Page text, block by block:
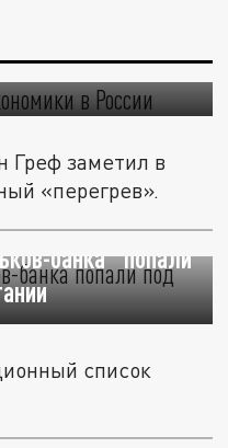
в
Греф заметил в
«перегрев».
банка" попали
список